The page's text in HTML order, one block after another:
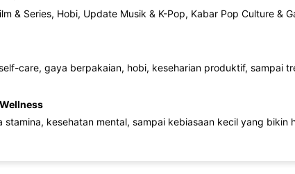
& Series, Hobi, Update Musik & K-Pop, Kabar Pop Culture &
care, gaya berpakaian, hobi, keseharian produktif, sampai
stamina, kesehatan mental, sampai kebiasaan kecil yang bikin